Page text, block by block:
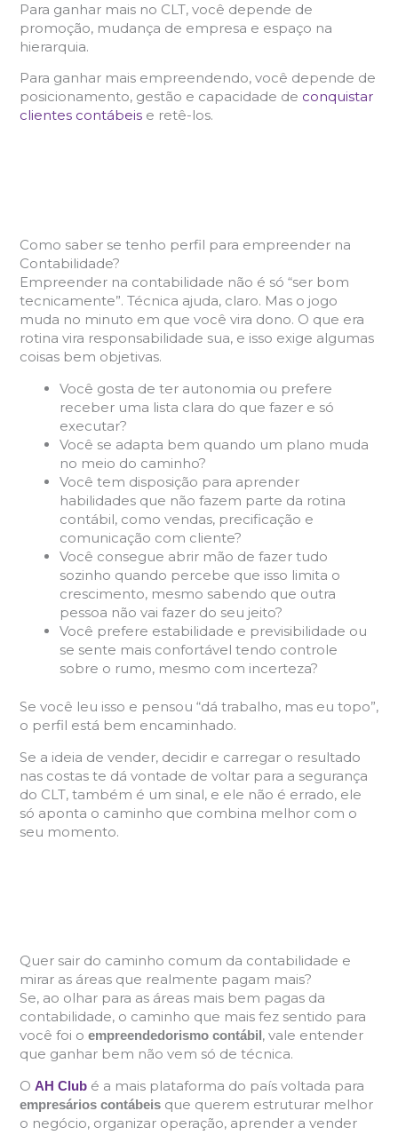
Para ganhar mais no CLT, você depende de
promoção, mudança de empresa e espaço na
hierarquia.
Para ganhar mais empreendendo, você depende de
posicionamento, gestão e capacidade de conquistar
clientes contábeise retê-los.
Como saber se tenho perfil para empreender na
Contabilidade?
Empreender na contabilidade não é só “ser bom
tecnicamente”. Técnica ajuda, claro. Mas o jogo
muda no minuto em que você vira dono. O que era
rotina vira responsabilidade sua, e isso exige algumas
coisas bem objetivas.
Você gosta de ter autonomia ou prefere
receber uma lista clara do que fazer e só
executar?
Você se adapta bem quando um plano muda
no meio do caminho?
Você tem disposição para aprender
habilidades que não fazem parte da rotina
contábil, como vendas, precificação e
comunicação com cliente?
Você consegue abrir mão de fazer tudo
sozinho quando percebe que isso limita o
crescimento, mesmo sabendo que outra
pessoa não vai fazer do seu jeito?
Você prefere estabilidade e previsibilidade ou
se sente mais confortável tendo controle
sobre o rumo, mesmo com incerteza?
Se você leu isso e pensou “dá trabalho, mas eu topo”,
o perfil está bem encaminhado.
Se a ideia de vender, decidir e carregar o resultado
nas costas te dá vontade de voltar para a segurança
do CLT, também é um sinal, e ele não é errado, ele
só aponta o caminho que combina melhor com o
seu momento.
Quer sair do caminho comum da contabilidade e
mirar as áreas que realmente pagam mais?
Se, ao olhar para as áreas mais bem pagas da
contabilidade, o caminho que mais fez sentido para
você foi o empreendedorismo contábil, vale entender
que ganhar bem não vem só de técnica.
O AH Clubé a mais plataforma do país voltada para
empresários contábeisque querem estruturar melhor
o negócio, organizar operação, aprender a vender